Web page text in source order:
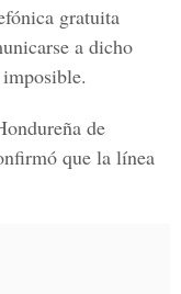
gratuita
a dicho
de
que la línea